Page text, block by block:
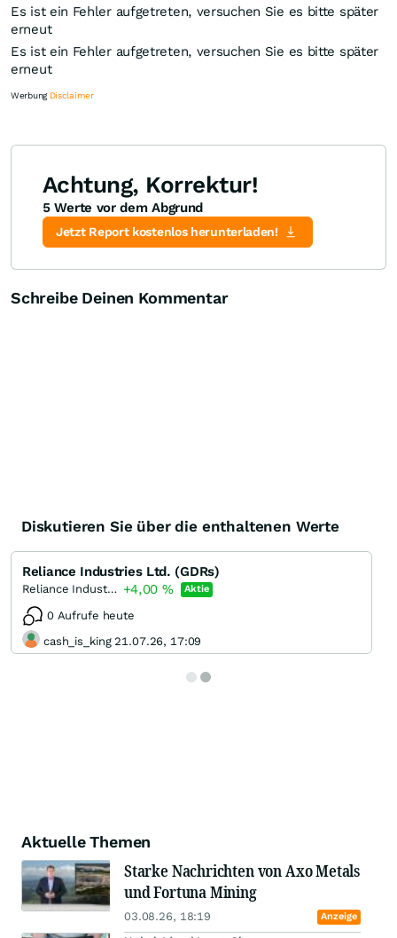
Es ist ein Fehler aufgetreten, versuchen Sie es bitte später
erneut
Es ist ein Fehler aufgetreten, versuchen Sie es bitte später
erneut
Knock-Out-Suche
Optionsschein-Suche
Zertifikate-Suche
Werbung Disclaimer
Achtung, Korrektur!
5 Werte vor dem Abgrund
Jetzt Report kostenlos herunterladen!
Schreibe Deinen Kommentar
Diskutieren Sie über die enthaltenen Werte
Reliance Industries Ltd. (GDRs)
Reliance Industries +4,00% Aktie
0 Aufrufe heute
cash_is_king 21.07.26, 17:09
Aktuelle Themen
Starke Nachrichten von Axo Metals
und Fortuna Mining
03.08.26, 18:19 Anzeige